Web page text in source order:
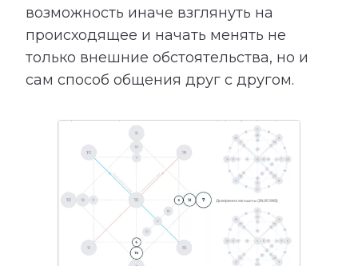
возможность иначе взглянуть на
происходящее и начать менять не
только внешние обстоятельства, но и
сам способ общения друг с другом.